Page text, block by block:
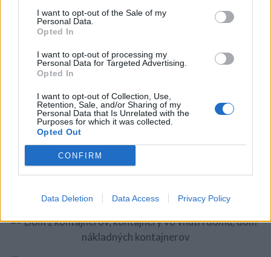
I want to opt-out of the Sale of my
Personal Data.
Opted In
I want to opt-out of processing my
Personal Data for Targeted Advertising.
Opted In
I want to opt-out of Collection, Use,
Retention, Sale, and/or Sharing of my
Personal Data that Is Unrelated with the
Purposes for which it was collected.
Opted Out
CONFIRM
Data Deletion Data Access Privacy Policy
dolárov (cca 750 000 Sk) Dupuis investoval do
solárneho a vykurovacieho systému. Celkové náklady
za dom neprekročili hranicu 50 000 dolárov (cca 1 250
000 Sk). Dupuis postavil rodinný dom z troch
kontajnerov a nezabudol ani na rôzne vychytávky.